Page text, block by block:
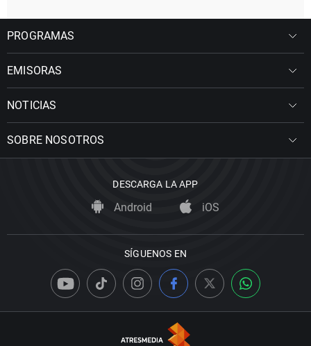
PROGRAMAS
EMISORAS
NOTICIAS
SOBRE NOSOTROS
DESCARGA LA APP
Android iOS
SÍGUENOS EN